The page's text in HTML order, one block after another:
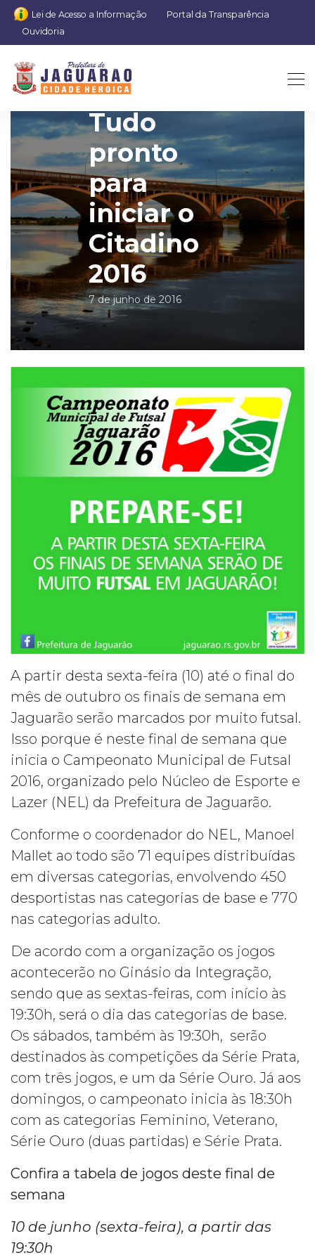
Lei de Acesso a Informação
Portal da Transparência
Ouvidoria
Tudo
pronto
para
iniciar o
Citadino
2016
7 de junho de 2016
A partir desta sexta-feira (10) até o final do
mês de outubro os finais de semana em
Jaguarão serão marcados por muito futsal.
Isso porque é neste final de semana que
inicia o Campeonato Municipal de Futsal
2016, organizado pelo Núcleo de Esporte e
Lazer (NEL) da Prefeitura de Jaguarão.
Conforme o coordenador do NEL, Manoel
Mallet ao todo são 71 equipes distribuídas
em diversas categorias, envolvendo 450
desportistas nas categorias de base e 770
nas categorias adulto.
De acordo com a organização os jogos
acontecerão no Ginásio da Integração,
sendo que as sextas-feiras, com início às
19:30h, será o dia das categorias de base.
Os sábados, também às 19:30h, serão
destinados às competições da Série Prata,
com três jogos, e um da Série Ouro. Já aos
domingos, o campeonato inicia às 18:30h
com as categorias Feminino, Veterano,
Série Ouro (duas partidas) e Série Prata.
Confira a tabela de jogos deste final de
semana
10 de junho (sexta-feira), a partir das
19:30h